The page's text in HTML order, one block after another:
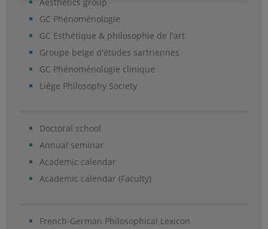
GC Phénoménologie
GC Esthétique & philosophie de l'art
Groupe belge d'études sartriennes
GC Phénoménologie clinique
Liège Philosophy Society
Doctoral school
Annual seminar
Academic calendar
Academic calendar (Faculty)
French-German Philosophical Lexicon